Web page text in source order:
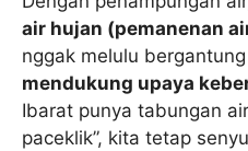
air hujan (pemanenan
nggak melulu
mendukung upaya
Ibarat punya tabungan
paceklik”, kita tetap